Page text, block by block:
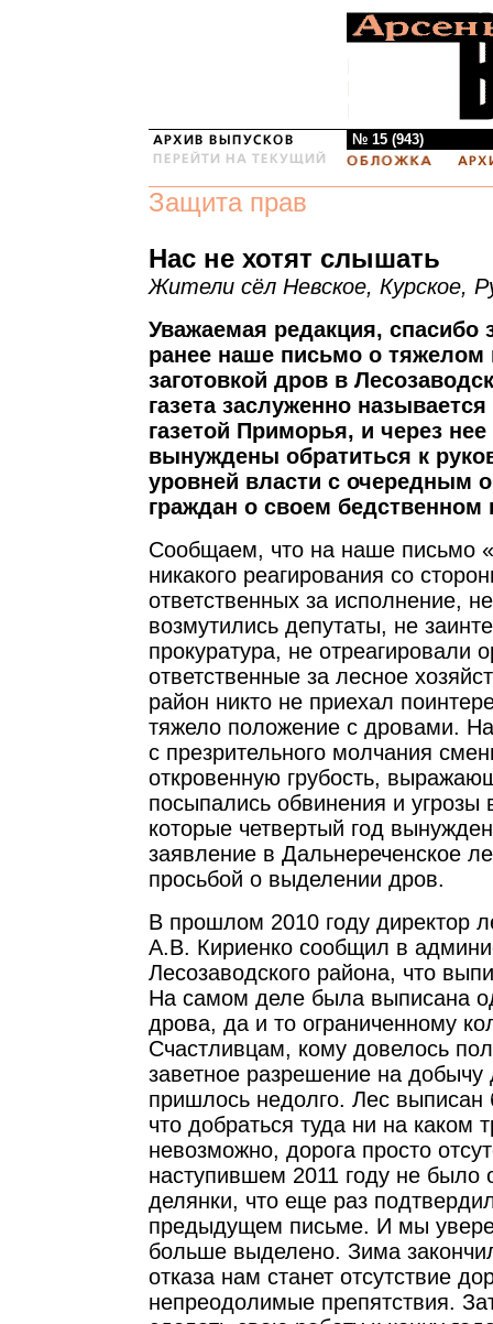
№ 15 (943)
Защита прав
Нас не хотят слышать
Жители сёл Невское, Курское,
Уважаемая редакция, спасибо
ранее наше письмо о тяжелом
заготовкой дров в
газета заслуженно
газетой Приморья, и через
вынуждены обратиться к
уровней власти с очередным
граждан о своем бедственном
Сообщаем, что на наше письмо
никакого реагирования со
ответственных за исполнение,
возмутились депутаты, не
прокуратура, не отреагировали
ответственные за лесное
район никто не приехал
тяжело положение с дровами.
с презрительного молчания
откровенную грубость,
посыпались обвинения и
которые четвертый год
заявление в Дальнереченское
просьбой о выделении дров.
В прошлом 2010 году директор
А.В. Кириенко сообщил в
Лесозаводского района, что
На самом деле была выписана
дрова, да и то ограниченному
Счастливцам, кому довелось
заветное разрешение на добычу
пришлось недолго. Лес
что добраться туда ни на каком
невозможно, дорога просто
наступившем 2011 году не было
делянки, что еще раз
предыдущем письме. И мы
больше выделено. Зима
отказа нам станет отсутствие
непреодолимые препятствия.